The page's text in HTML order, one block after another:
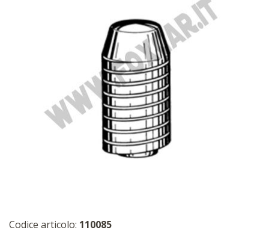
Codice articolo: 110085